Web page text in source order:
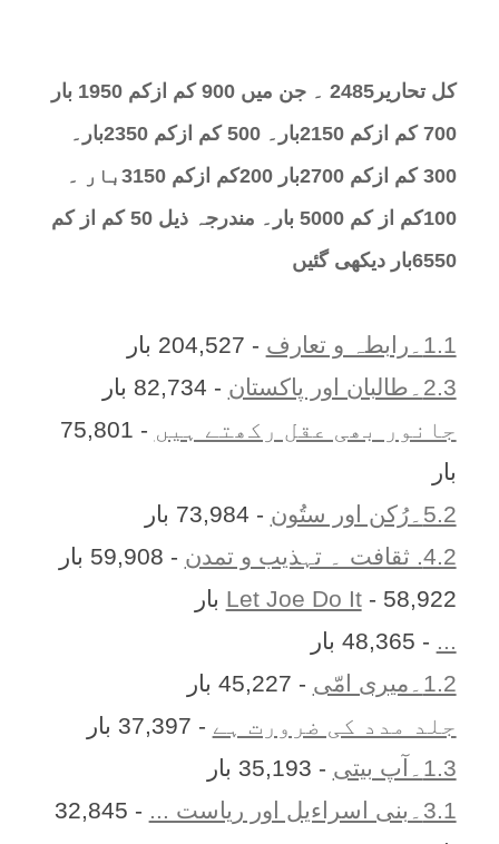
کل تحارير2485 ۔ جن میں 900 کم ازکم 1950 بار
700 کم ازکم 2150بار۔ 500 کم ازکم 2350بار۔
300 کم ازکم 2700بار 200کم ازکم 3150بار ۔
100کم از کم 5000 بار۔ مندرجہ ذیل 50 کم از کم
6550بار دیکھی گئیں
1.1۔رابطہ و تعارف
- 204,527 بار
2.3۔طالبان اور پاکستان
- 82,734 بار
جانور بھی عقل رکھتے ہیں
- 75,801
بار
5.2۔رُکن اور ستُون
- 73,984 بار
4.2. ثقافت ۔ تہذیب و تمدن
- 59,908 بار
Let Joe Do It- 58,922 بار
... - 48,365 بار
1.2۔میری امّی
- 45,227 بار
جلد مدد کی ضرورت ہے - 37,397 بار
1.3۔آپ بیتی
- 35,193 بار
3.1۔بنی اسراءیل اور ریاست ...
- 32,845